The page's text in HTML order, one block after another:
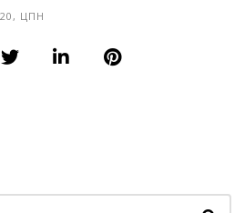
, ЦПН